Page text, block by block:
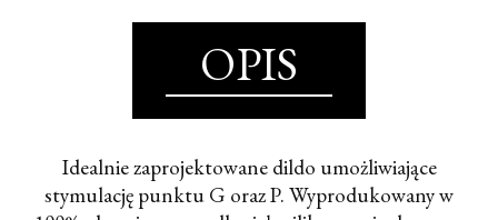
OPIS
Idealnie zaprojektowane dildo umożliwiające
stymulację punktu G oraz P. Wyprodukowany w